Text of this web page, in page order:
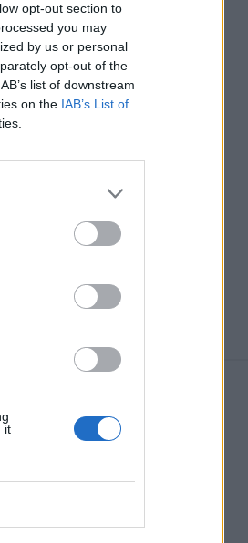
opt-out section to
you may
by us or personal
opt-out of the
list of downstream
on the IAB’s List of
it
del
de
a la